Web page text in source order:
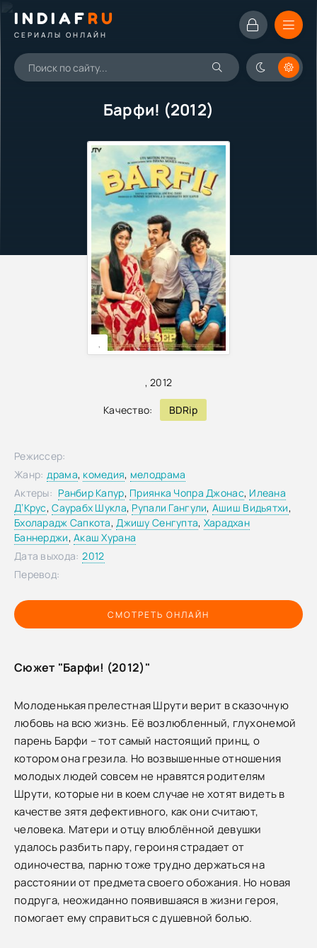
INDIAFRU
СЕРИАЛЫ ОНЛАЙН
Барфи! (2012)
,2012
Качество: BDRip
,
СМОТРЕТЬ ОНЛАЙН
Режиссер:
Жанр: драма, комедия, мелодрама
Актеры: Ранбир Капур, Приянка Чопра Джонас, Илеана
Д’Крус,Саурабх Шукла, Рупали Гангули, Ашиш Видьятхи,
Бхоларадж Сапкота,Джишу Сенгупта, Харадхан
Баннерджи,Акаш Хурана
Дата выхода: 2012
Перевод:
Сюжет "Барфи! (2012)"
Молоденькая прелестная Шрути верит в сказочную
любовь на всю жизнь. Её возлюбленный, глухонемой
парень Барфи – тот самый настоящий принц, о
котором она грезила. Но возвышенные отношения
молодых людей совсем не нравятся родителям
Шрути, которые ни в коем случае не хотят видеть в
качестве зятя дефективного, как они считают,
человека. Матери и отцу влюблённой девушки
удалось разбить пару, героиня страдает от
одиночества, парню тоже трудно держаться на
расстоянии от предмета своего обожания. Но новая
подруга, неожиданно появившаяся в жизни героя,
помогает ему справиться с душевной болью.